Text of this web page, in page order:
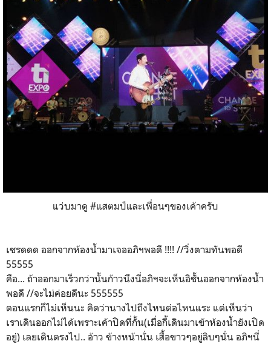
แว่บมาดู #แสตมป์และเพื่อนๆของเค้าครับ
เชรดดด ออกจากห้องน้ำมาเจออภิฯพอดี !!!! //วิ่งตามทันพอดี
55555
คือ... ถ้าออกมาเร็วกว่านั้นก้าวนึงนี่อภิฯจะเห็นอิชั้นออกจากห้องน้ำ
พอดี //จะไม่ค่อยดีนะ 555555
ตอนแรกก็ไม่เห็นนะ คิดว่านางไปถึงไหนต่อไหนแระ แต่เห็นว่า
เราเดินออกไม่ได้เพราะเค้าปิดที่กั้น(เมื่อกี้เดินมาเข้าห้องน้ำยังเปิด
อยู่) เลยเดินตรงไป.. อ้าว ข้างหน้านั่น เสื้อขาวๆอยู่ลิบๆนั่น อภิฯนี่